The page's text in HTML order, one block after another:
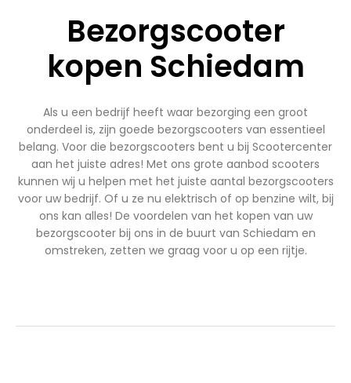
Bezorgscooter
kopen Schiedam
Als u een bedrijf heeft waar bezorging een groot
onderdeel is, zijn goede bezorgscooters van essentieel
belang. Voor die bezorgscooters bent u bij Scootercenter
aan het juiste adres! Met ons grote aanbod scooters
kunnen wij u helpen met het juiste aantal bezorgscooters
voor uw bedrijf. Of u ze nu elektrisch of op benzine wilt, bij
ons kan alles! De voordelen van het kopen van uw
bezorgscooter bij ons in de buurt van Schiedam en
omstreken, zetten we graag voor u op een rijtje.